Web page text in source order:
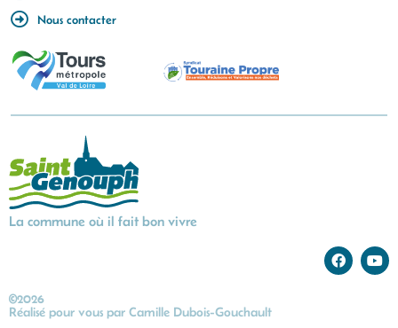
Nous contacter
La commune où il fait bon vivre
©2026
Réalisé pour vous par Camille Dubois-Gouchault